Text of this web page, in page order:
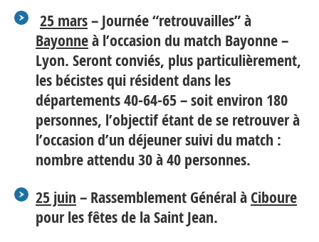
25 mars– Journée “retrouvailles” à
Bayonneà l’occasion du match Bayonne –
Lyon. Seront conviés, plus particulièrement,
les bécistes qui résident dans les
départements 40-64-65 – soit environ 180
personnes, l’objectif étant de se retrouver à
l’occasion d’un déjeuner suivi du match :
nombre attendu 30 à 40 personnes.
25 juin – Rassemblement Général à Ciboure
pour les fêtes de la Saint Jean.